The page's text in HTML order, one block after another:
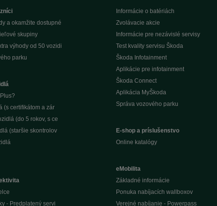
a okamžite dostupné
skupiny
výhody od 50 vozidi
parku
(s certifikátom a zár
(do 5 rokov, s ce
(staršie skontrolov
- Predplatený servi
Informácie o batériách
Zvolávacie akcie
Informácie pre nezávislé servisy
Test kvality servisu Škoda
Škoda Infotainment
Aplikácie pre infotainment
Škoda Connect
Aplikácia MyŠkoda
Správa vozového parku
E-shop a príslušenstvo
Online katalógy
eMobilita
Základné informácie
Ponuka nabíjacích wallboxov
Verejné nabíjanie - Powerpass